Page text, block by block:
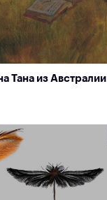
Тана из Австралии